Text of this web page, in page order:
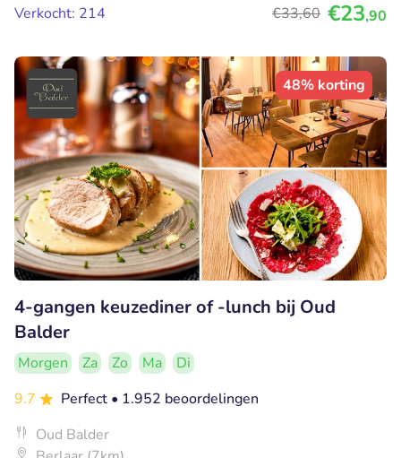
Verkocht: 214
€33,60 €23,90
48% korting
4-gangen keuzediner of -lunch bij Oud
Balder
Morgen Za Zo Ma
Di
9.7
Perfect • 1.952 beoordelingen
Oud Balder